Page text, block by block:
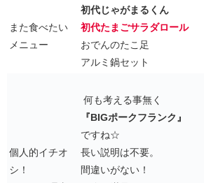
また食べたい
メニュー
初代じゃがまるくん
初代たまごサラダロール
おでんのたこ足
アルミ鍋セット
個人的イチオ
シ！
何も考える事無く
『BIGポークフランク』
ですね☆
長い説明は不要。
間違いがない！